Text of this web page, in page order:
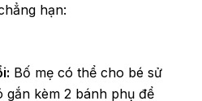
hạn:
Bố mẹ có thể cho bé sử
gắn kèm 2 bánh phụ để